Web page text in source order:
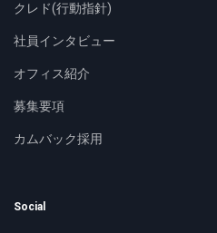
クレド(行動指針)
社員インタビュー
オフィス紹介
募集要項
カムバック採用
Social